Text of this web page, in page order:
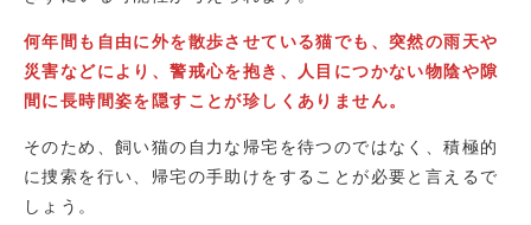
何年間も自由に外を散歩させている猫でも、突然の雨天や
災害などにより、警戒心を抱き、人目につかない物陰や隙
間に長時間姿を隠すことが珍しくありません。
そのため、飼い猫の自力な帰宅を待つのではなく、積極的
に捜索を行い、帰宅の手助けをすることが必要と言えるで
しょう。